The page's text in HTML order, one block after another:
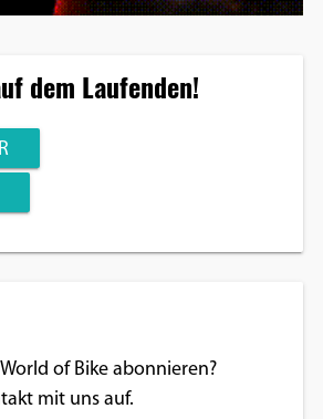
dem Laufenden!
of Bike abonnieren?
mit uns auf.